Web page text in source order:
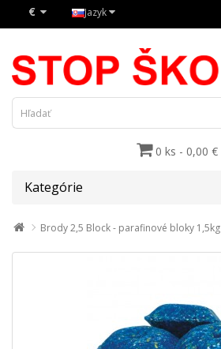
€ Jazyk
0 ks - 0,00 €
Kategórie
Brody 2,5 Block - parafinové bloky 1,5kg